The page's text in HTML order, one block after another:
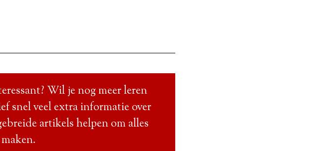
Wil je nog meer leren
snel veel extra informatie over
artikels helpen om alles